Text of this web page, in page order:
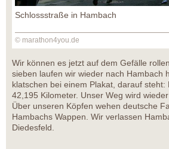
Schlossstraße in Hambach
© marathon4you.de
Wir können es jetzt auf dem Gefälle
sieben laufen wir wieder nach Hambach
klatschen bei einem Plakat, darauf steht:
42,195 Kilometer. Unser Weg wird
Über unseren Köpfen wehen deutsche
Hambachs Wappen. Wir verlassen
Diedesfeld.